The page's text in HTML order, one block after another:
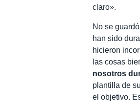
claro».
No se
han sido
hicieron
las cosas
nosotros
plantilla de
el objetivo.